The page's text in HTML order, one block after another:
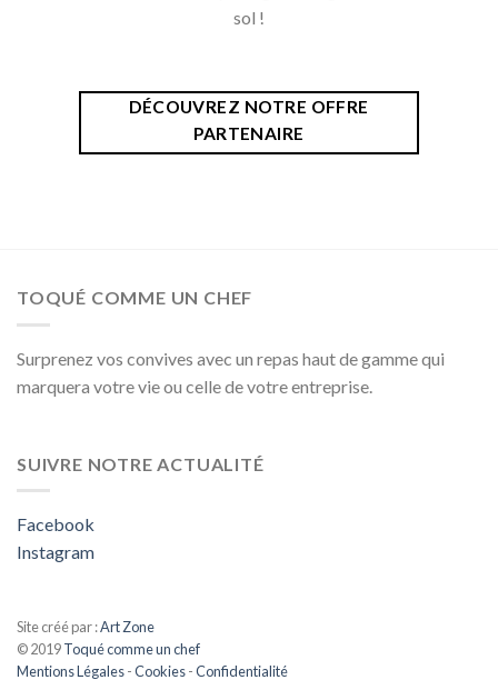
sol !
DÉCOUVREZ NOTRE OFFRE
PARTENAIRE
TOQUÉ COMME UN CHEF
Surprenez vos convives avec un repas haut de gamme qui
marquera votre vie ou celle de votre entreprise.
SUIVRE NOTRE ACTUALITÉ
Facebook
Instagram
Site créé par :Art Zone
© 2019Toqué comme un chef
Mentions Légales-Cookies-Confidentialité